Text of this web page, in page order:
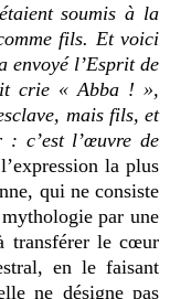
soumis à la
fils. Et voici
envoyé l’Esprit de
crie « Abba ! »,
mais fils, et
c’est l’œuvre de
la plus
qui ne consiste
par une
transférer le cœur
en le faisant
ne désigne pas